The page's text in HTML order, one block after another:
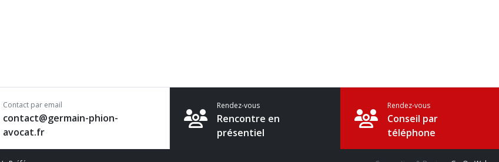
Contact par email
contact@germain-phion-
avocat.fr
Rendez-vous
Rencontre en
présentiel
Rendez-vous
Conseil par
téléphone